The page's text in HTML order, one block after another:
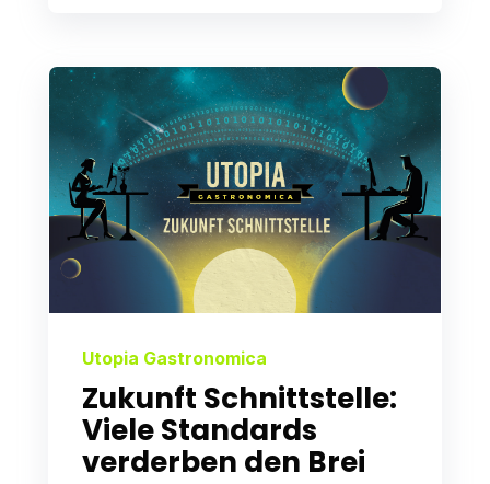
Utopia Gastronomica
Zukunft Schnittstelle:
Viele Standards
verderben den Brei